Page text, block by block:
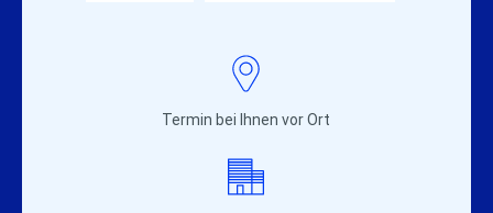
Termin bei Ihnen vor Ort